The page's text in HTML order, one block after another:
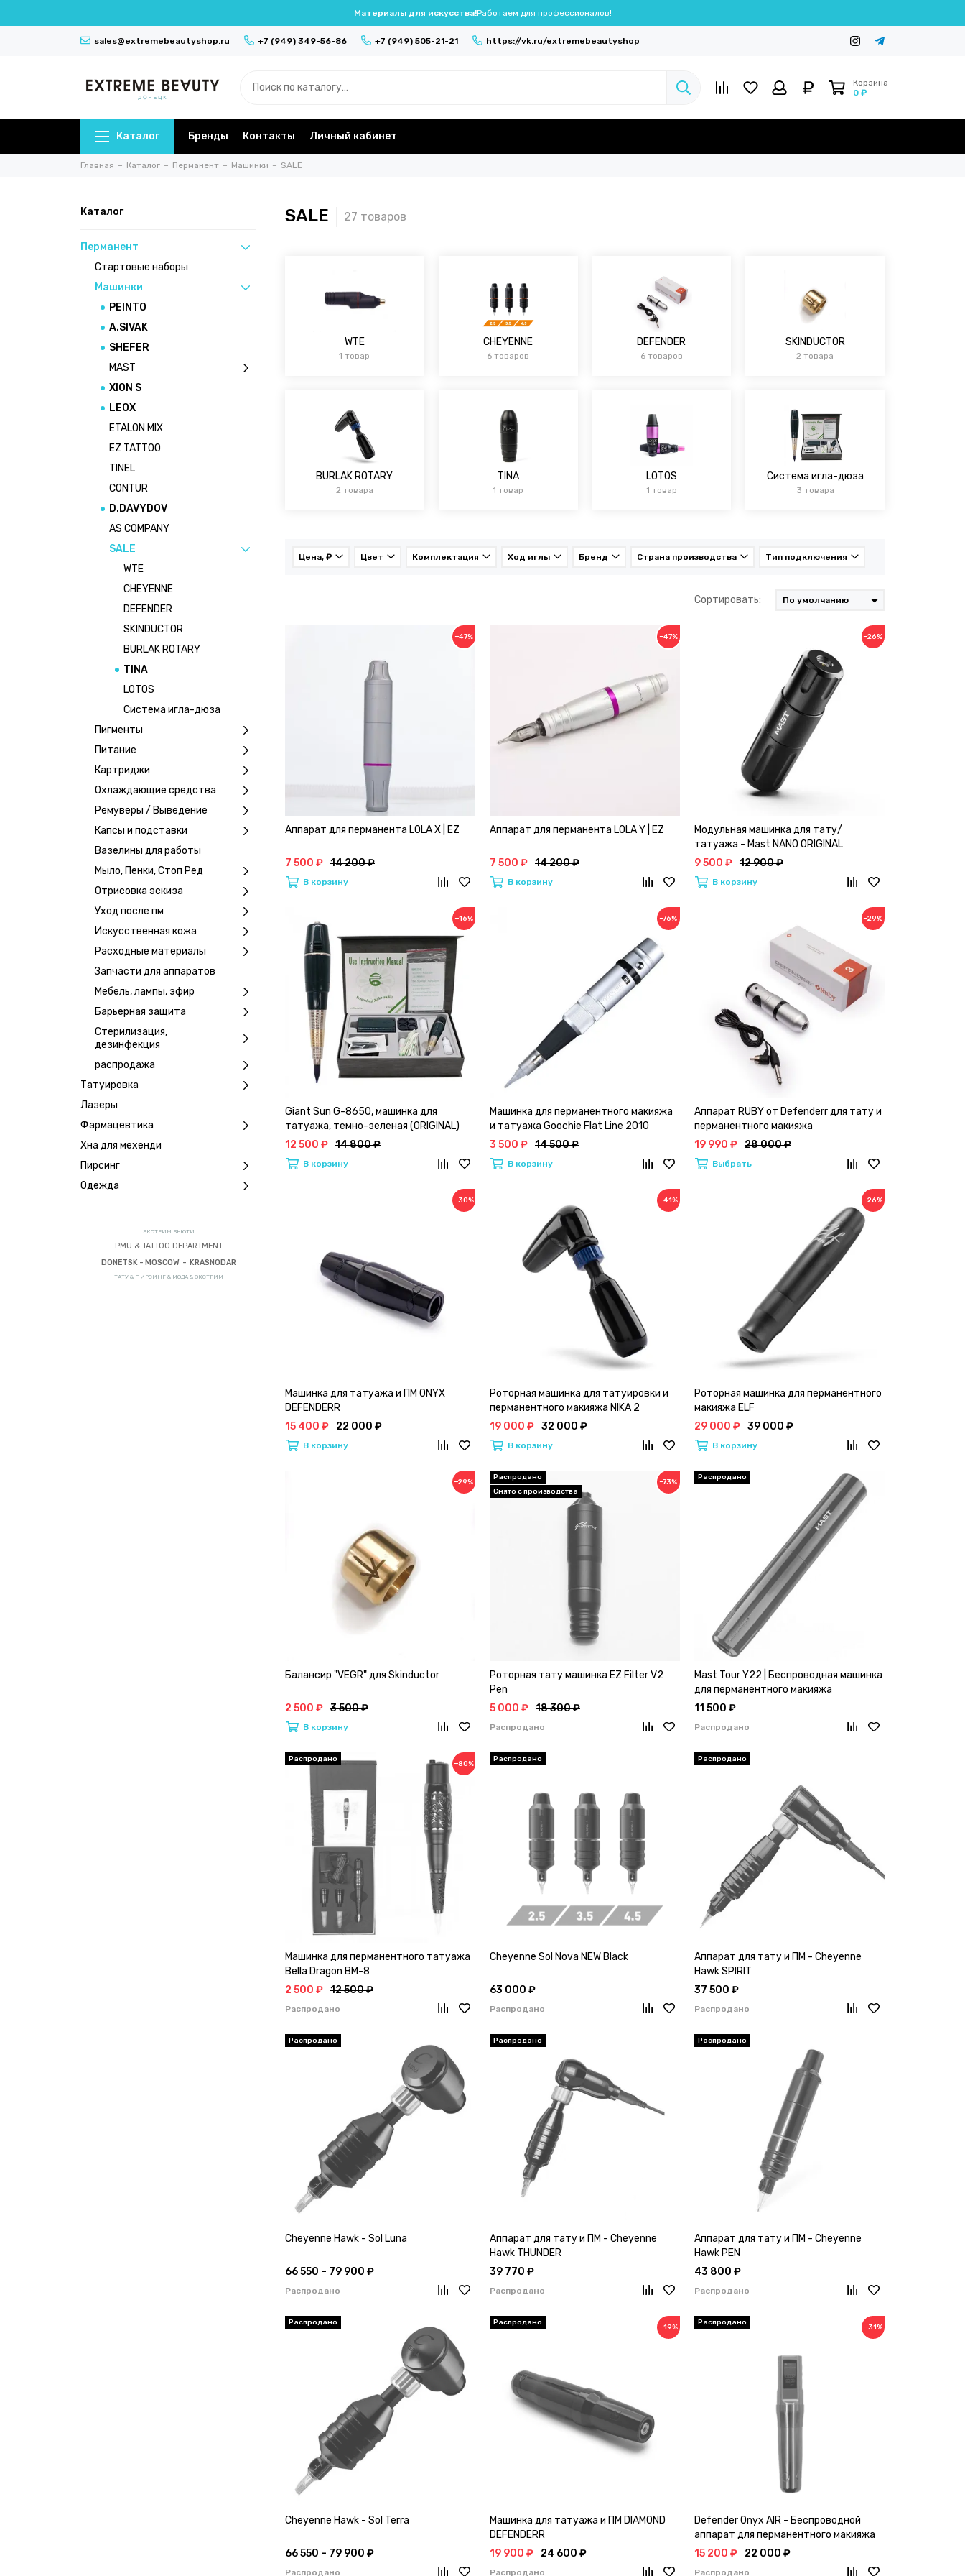
Материалы для искусства!Работаем для профессионалов!
sales@extremebeautyshop.ru +7 (949) 349-56-86 +7 (949) 505-21-21 https://vk.ru/extremebeautyshop
Корзина
0 ₽
Каталог Бренды Контакты Личный кабинет
Главная Каталог Перманент Машинки SALE
Каталог
Перманент
Стартовые наборы
Машинки
PEINTO
A.SIVAK
SHEFER
MAST
XION S
LEOX
ETALON MIX
EZ TATTOO
TINEL
CONTUR
D.DAVYDOV
AS COMPANY
SALE
WTE
CHEYENNE
DEFENDER
SKINDUCTOR
BURLAK ROTARY
TINA
LOTOS
Система игла-дюза
Пигменты
Питание
Картриджи
Охлаждающие средства
Ремуверы / Выведение
Капсы и подставки
Вазелины для работы
Мыло, Пенки, Стоп Ред
Отрисовка эскиза
Уход после пм
Искусственная кожа
Расходные материалы
Запчасти для аппаратов
Мебель, лампы, эфир
Барьерная защита
Стерилизация,
дезинфекция
распродажа
Татуировка
Лазеры
Фармацевтика
Хна для мехенди
Пирсинг
Одежда
ЭКСТРИМ БЬЮТИ
PMU & TATTOO DEPARTMENT
DONETSK - MOSCOW - KRASNODAR
ТАТУ & ПИРСИНГ & МОДА & ЭКСТРИМ
SALE
WTE
1 товар
CHEYENNE
6 товаров
DEFENDER
6 товаров
SKINDUCTOR
2 товара
BURLAK ROTARY
2 товара
TINA
1 товар
LOTOS
1 товар
Система игла-дюза
3 товара
Цена, ₽ Цвет Комплектация Ход иглы Бренд Страна производства Тип подключения
Сортировать:
−47%
Аппарат для перманента LOLA X | EZ
7 500 ₽ 14 200 ₽
В корзину
−47%
Аппарат для перманента LOLA Y | EZ
7 500 ₽ 14 200 ₽
В корзину
−26%
Модульная машинка для тату/
татуажа - Mast NANO ORIGINAL
9 500 ₽ 12 900 ₽
В корзину
−16%
Giant Sun G-8650, машинка для
татуажа, темно-зеленая (ORIGINAL)
12 500 ₽ 14 800 ₽
В корзину
−76%
Машинка для перманентного макияжа
и татуажа Goochie Flat Line 2010
(Goochie R-10) Korea Silver
3 500 ₽ 14 500 ₽
В корзину
−29%
Аппарат RUBY от Defenderr для тату и
перманентного макияжа
19 990 ₽ 28 000 ₽
Выбрать
−30%
Машинка для татуажа и ПМ ONYX
DEFENDERR
15 400 ₽ 22 000 ₽
В корзину
−41%
Роторная машинка для татуировки и
перманентного макияжа NIKA 2
19 000 ₽ 32 000 ₽
В корзину
−26%
Роторная машинка для перманентного
макияжа ELF
29 000 ₽ 39 000 ₽
В корзину
−29%
Балансир "VEGR" для Skinductor
2 500 ₽ 3 500 ₽
В корзину
−73%
Роторная тату машинка EZ Filter V2
Pen
5 000 ₽ 18 300 ₽
Распродано
Mast Tour Y22 | Беспроводная машинка
для перманентного макияжа
11 500 ₽
Распродано
−80%
Машинка для перманентного татуажа
Bella Dragon BM-8
2 500 ₽ 12 500 ₽
Распродано
Cheyenne Sol Nova NEW Black
63 000 ₽
Распродано
Аппарат для тату и ПМ - Cheyenne
Hawk SPIRIT
37 500 ₽
Распродано
Cheyenne Hawk - Sol Luna
66 550 – 79 900 ₽
Распродано
Аппарат для тату и ПМ - Cheyenne
Hawk THUNDER
39 770 ₽
Распродано
Аппарат для тату и ПМ - Cheyenne
Hawk PEN
43 800 ₽
Распродано
Cheyenne Hawk - Sol Terra
66 550 – 79 900 ₽
Распродано
−19%
Машинка для татуажа и ПМ DIAMOND
DEFENDERR
19 900 ₽ 24 600 ₽
Распродано
−31%
Defender Onyx AIR - Беспроводной
аппарат для перманентного макияжа
15 200 ₽ 22 000 ₽
Распродано